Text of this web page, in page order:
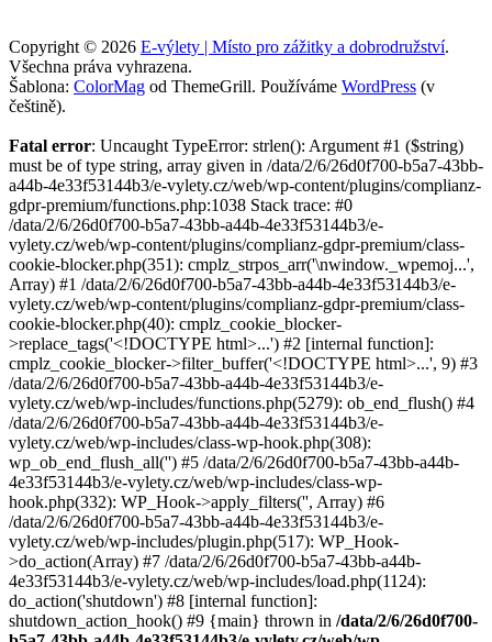
Copyright © 2026 E-výlety | Místo pro zážitky a dobrodružství.
Všechna práva vyhrazena.
Šablona: ColorMag od ThemeGrill. Používáme WordPress (v
češtině).
Fatal error: Uncaught TypeError: strlen(): Argument #1 ($string)
must be of type string, array given in /data/2/6/26d0f700-b5a7-43bb-
a44b-4e33f53144b3/e-vylety.cz/web/wp-content/plugins/complianz-
gdpr-premium/functions.php:1038 Stack trace: #0
/data/2/6/26d0f700-b5a7-43bb-a44b-4e33f53144b3/e-
vylety.cz/web/wp-content/plugins/complianz-gdpr-premium/class-
cookie-blocker.php(351): cmplz_strpos_arr('\nwindow._wpemoj...',
Array) #1 /data/2/6/26d0f700-b5a7-43bb-a44b-4e33f53144b3/e-
vylety.cz/web/wp-content/plugins/complianz-gdpr-premium/class-
cookie-blocker.php(40): cmplz_cookie_blocker-
>replace_tags('<!DOCTYPE html>...') #2 [internal function]:
cmplz_cookie_blocker->filter_buffer('<!DOCTYPE html>...', 9) #3
/data/2/6/26d0f700-b5a7-43bb-a44b-4e33f53144b3/e-
vylety.cz/web/wp-includes/functions.php(5279): ob_end_flush() #4
/data/2/6/26d0f700-b5a7-43bb-a44b-4e33f53144b3/e-
vylety.cz/web/wp-includes/class-wp-hook.php(308):
wp_ob_end_flush_all('') #5 /data/2/6/26d0f700-b5a7-43bb-a44b-
4e33f53144b3/e-vylety.cz/web/wp-includes/class-wp-
hook.php(332): WP_Hook->apply_filters('', Array) #6
/data/2/6/26d0f700-b5a7-43bb-a44b-4e33f53144b3/e-
vylety.cz/web/wp-includes/plugin.php(517): WP_Hook-
>do_action(Array) #7 /data/2/6/26d0f700-b5a7-43bb-a44b-
4e33f53144b3/e-vylety.cz/web/wp-includes/load.php(1124):
do_action('shutdown') #8 [internal function]:
shutdown_action_hook() #9 {main} thrown in /data/2/6/26d0f700-